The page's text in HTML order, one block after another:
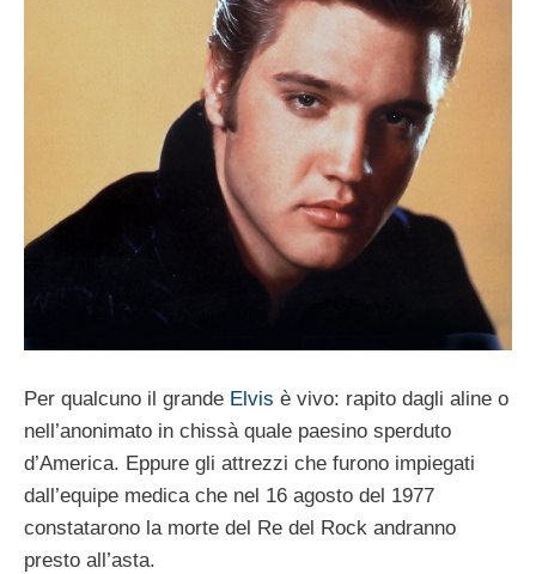
Per qualcuno il grande Elvis è vivo: rapito dagli aline o
nell’anonimato in chissà quale paesino sperduto
d’America. Eppure gli attrezzi che furono impiegati
dall’equipe medica che nel 16 agosto del 1977
constatarono la morte del Re del Rock andranno
presto all’asta.